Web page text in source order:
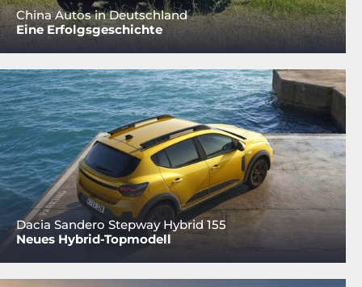
China Autos in Deutschland
Eine Erfolgsgeschichte
Dacia Sandero Stepway Hybrid 155
Neues Hybrid-Topmodell